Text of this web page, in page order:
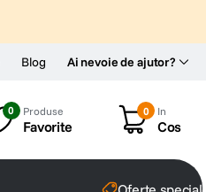
Ai nevoie de ajutor?
Blog
0 Produse
Favorite
0 In
Cos